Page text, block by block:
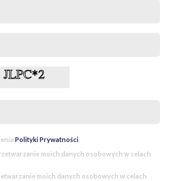
Polityki Prywatności.
moich danych osobowych w celach
moich danych osobowych w celach